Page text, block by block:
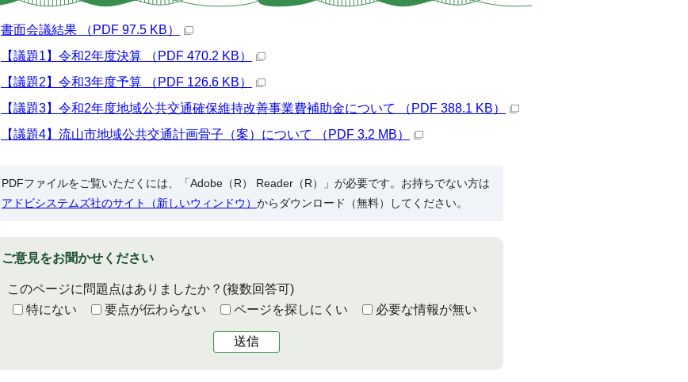
書面会議結果 （PDF 97.5 KB）
【議題1】令和2年度決算 （PDF 470.2 KB）
【議題2】令和3年度予算 （PDF 126.6 KB）
【議題3】令和2年度地域公共交通確保維持改善事業費補助金について （PDF 388.1 KB）
【議題4】流山市地域公共交通計画骨子（案）について （PDF 3.2 MB）
PDFファイルをご覧いただくには、「Adobe（R） Reader（R）」が必要です。お持ちでない方は
アドビシステムズ社のサイト（新しいウィンドウ） からダウンロード（無料）してください。
ご意見をお聞かせください
このページに問題点はありましたか？ (複数回答可)
特にない
要点が伝わらない ページを探しにくい 必要な情報が無い
送信